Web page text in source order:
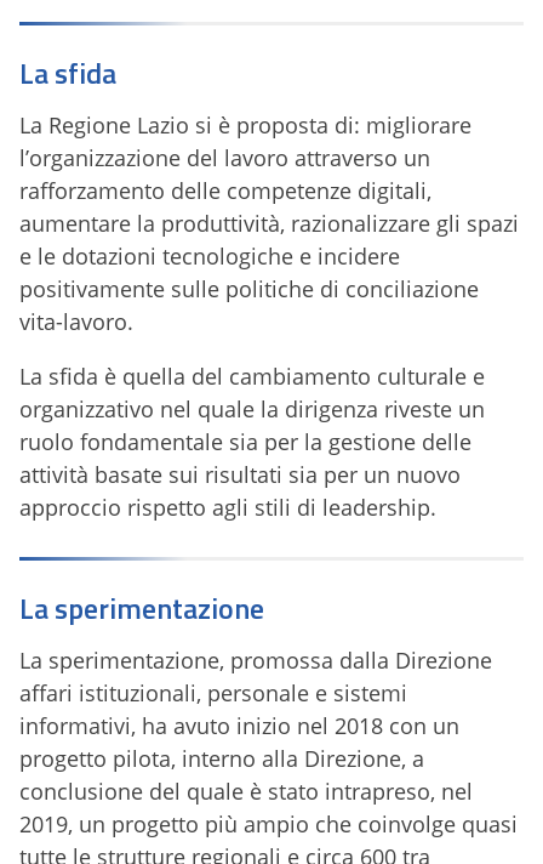
La sfida
La Regione Lazio si è proposta di: migliorare
l’organizzazione del lavoro attraverso un
rafforzamento delle competenze digitali,
aumentare la produttività, razionalizzare gli spazi
e le dotazioni tecnologiche e incidere
positivamente sulle politiche di conciliazione
vita-lavoro.
La sfida è quella del cambiamento culturale e
organizzativo nel quale la dirigenza riveste un
ruolo fondamentale sia per la gestione delle
attività basate sui risultati sia per un nuovo
approccio rispetto agli stili di leadership.
La sperimentazione
La sperimentazione, promossa dalla Direzione
affari istituzionali, personale e sistemi
informativi, ha avuto inizio nel 2018 con un
progetto pilota, interno alla Direzione, a
conclusione del quale è stato intrapreso, nel
2019, un progetto più ampio che coinvolge quasi
tutte le strutture regionali e circa 600 tra